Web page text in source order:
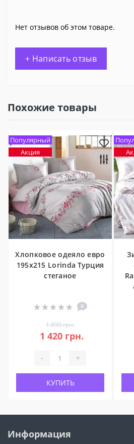
Нет отзывов об этом товаре.
+ Написать отзыв
Похожие товары
Популярный
Акция
Хлопковое одеяло евро
195x215 Lorinda Турция
стеганое
0
1 890 грн.
1 420 грн.
- +
КУПИТЬ
Информация